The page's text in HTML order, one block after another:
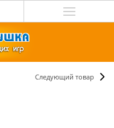
Следующий товар